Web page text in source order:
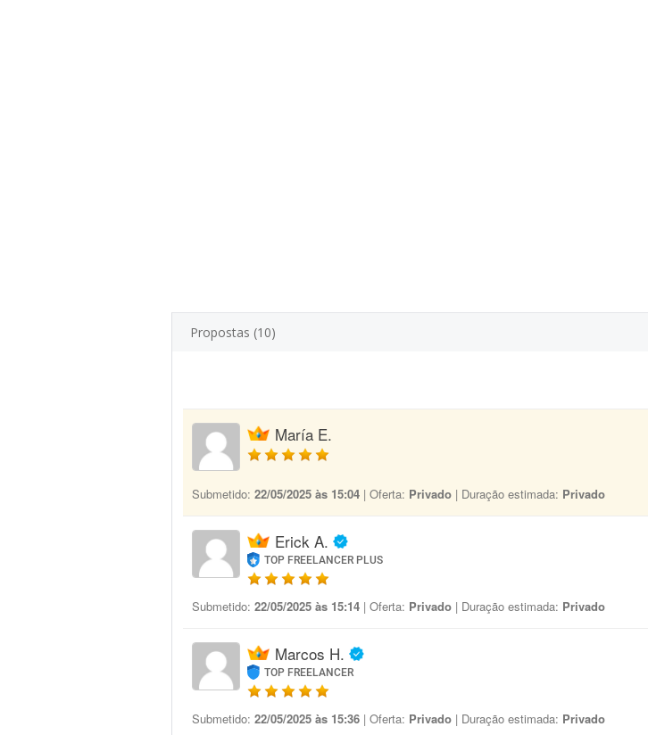
Propostas (10)
María E.
Submetido: 22/05/2025 às 15:04 | Oferta: Privado | Duração estimada: Privado
Erick A.
TOP FREELANCER PLUS
Submetido: 22/05/2025 às 15:14 | Oferta: Privado | Duração estimada: Privado
Marcos H.
TOP FREELANCER
Submetido: 22/05/2025 às 15:36 | Oferta: Privado | Duração estimada: Privado